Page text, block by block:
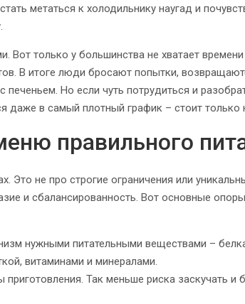
метаться к холодильнику наугад и
только у большинства не хватает времени
В итоге люди бросают попытки,
Но если чуть потрудиться и
даже в самый плотный график – стоит только
правильного
Это не про строгие ограничения или
и сбалансированность. Вот основные
нужными питательными веществами –
витаминами и минералами.
Так меньше риска заскучать и